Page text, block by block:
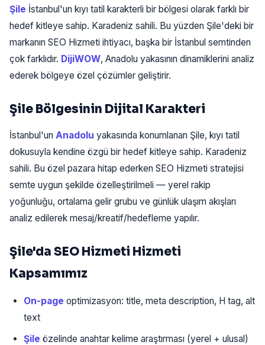
Şile İstanbul'un kıyı tatil karakterli bir bölgesi olarak farklı bir
hedef kitleye sahip. Karadeniz sahili. Bu yüzden Şile'deki bir
markanın SEO Hizmeti ihtiyacı, başka bir İstanbul semtinden
çok farklıdır. DijiWOW, Anadolu yakasının dinamiklerini analiz
ederek bölgeye özel çözümler geliştirir.
Şile Bölgesinin Dijital Karakteri
İstanbul'un Anadolu yakasında konumlanan Şile, kıyı tatil
dokusuyla kendine özgü bir hedef kitleye sahip. Karadeniz
sahili. Bu özel pazara hitap ederken SEO Hizmeti stratejisi
semte uygun şekilde özelleştirilmeli — yerel rakip
yoğunluğu, ortalama gelir grubu ve günlük ulaşım akışları
analiz edilerek mesaj/kreatif/hedefleme yapılır.
Şile'da SEO Hizmeti Hizmeti
Kapsamımız
On-page optimizasyon: title, meta description, H tag, alt
text
Şile özelinde anahtar kelime araştırması (yerel + ulusal)